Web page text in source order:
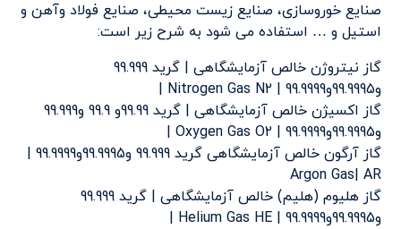
صنایع خوروسازی، صنایع زیست محیطی، صنایع فولاد وآهن و
استیل و … استفاده می شود به شرح زیر است:
گاز نیتروژن خالص آزمایشگاهی | گرید 99.999
و99.9995و99.9999 | Nitrogen Gas N2 |
گاز اکسیژن خالص آزمایشگاهی | گرید 99.99و 99.9 و99.999
و99.9995و99.9999 | Oxygen Gas O2 |
Argon Gas| AR
گاز هلیوم (هلیم) خالص آزمایشگاهی | گرید 99.999
و99.9995و99.9999 | Helium Gas HE |